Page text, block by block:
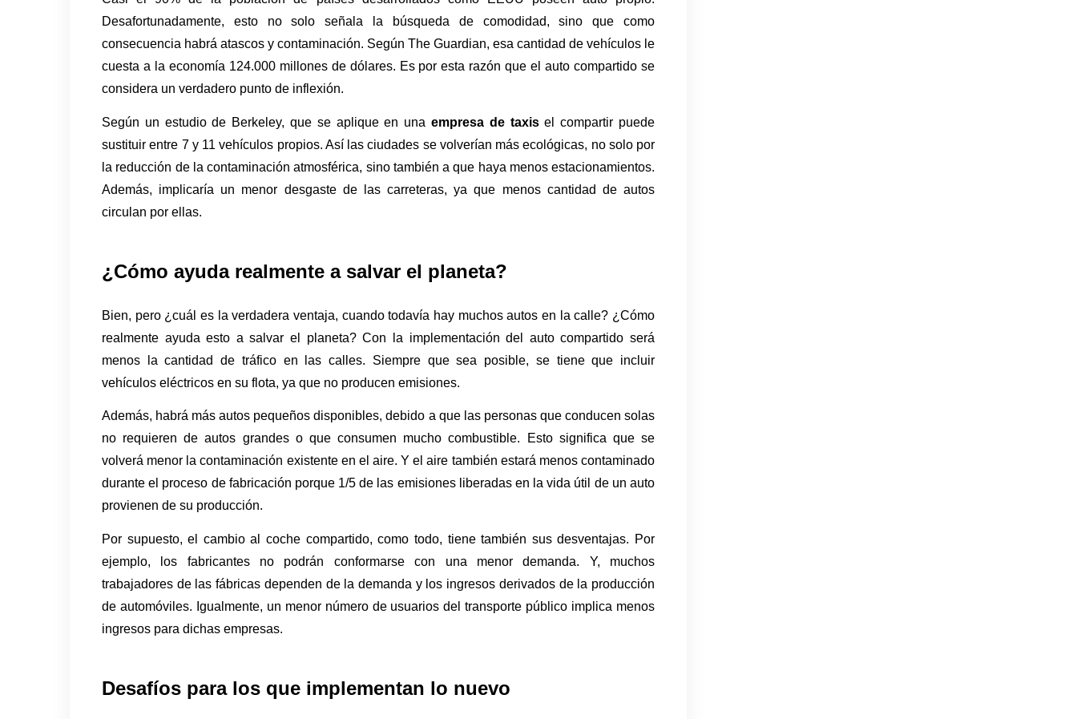
Desafortunadamente, esto no solo señala la búsqueda de comodidad, sino que como
consecuencia habrá atascos y contaminación. Según The Guardian, esa cantidad de vehículos le
cuesta a la economía 124.000 millones de dólares. Es por esta razón que el auto compartido se
considera un verdadero punto de inflexión.
Según un estudio de Berkeley, que se aplique en una empresa de taxis el compartir puede
sustituir entre 7 y 11 vehículos propios. Así las ciudades se volverían más ecológicas, no solo por
la reducción de la contaminación atmosférica, sino también a que haya menos estacionamientos.
Además, implicaría un menor desgaste de las carreteras, ya que menos cantidad de autos
circulan por ellas.
¿Cómo ayuda realmente a salvar el planeta?
Bien, pero ¿cuál es la verdadera ventaja, cuando todavía hay muchos autos en la calle? ¿Cómo
realmente ayuda esto a salvar el planeta? Con la implementación del auto compartido será
menos la cantidad de tráfico en las calles. Siempre que sea posible, se tiene que incluir
vehículos eléctricos en su flota, ya que no producen emisiones.
Además, habrá más autos pequeños disponibles, debido a que las personas que conducen solas
no requieren de autos grandes o que consumen mucho combustible. Esto significa que se
volverá menor la contaminación existente en el aire. Y el aire también estará menos contaminado
durante el proceso de fabricación porque 1/5 de las emisiones liberadas en la vida útil de un auto
provienen de su producción.
Por supuesto, el cambio al coche compartido, como todo, tiene también sus desventajas. Por
ejemplo, los fabricantes no podrán conformarse con una menor demanda. Y, muchos
trabajadores de las fábricas dependen de la demanda y los ingresos derivados de la producción
de automóviles. Igualmente, un menor número de usuarios del transporte público implica menos
ingresos para dichas empresas.
Desafíos para los que implementan lo nuevo